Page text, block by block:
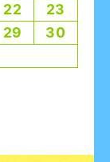
22
23
29
30